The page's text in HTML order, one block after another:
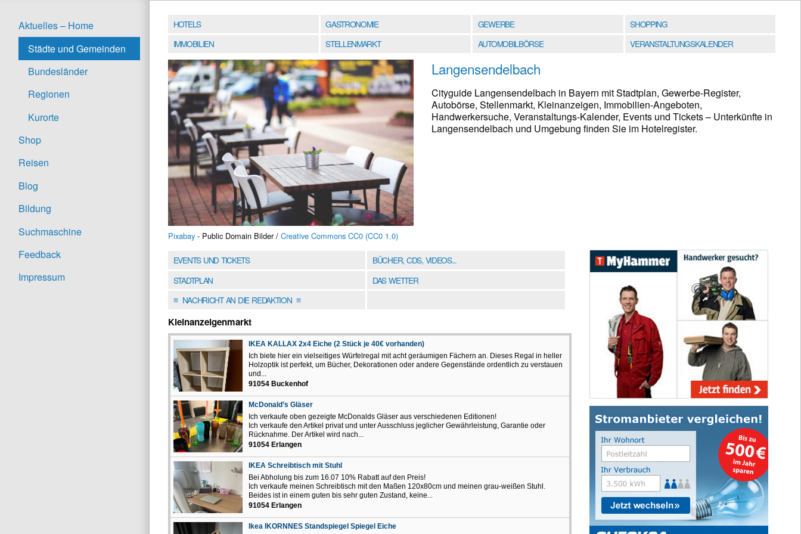
Aktuelles – Home
Städte und Gemeinden
Bundesländer
Regionen
Kurorte
Shop
Reisen
Blog
Bildung
Suchmaschine
Feedback
Impressum
HOTELS GASTRONOMIE GEWERBE
SHOPPING
IMMOBILIEN
STELLENMARKT AUTOMOBILBÖRSE VERANSTALTUNGSKALENDER
Pixabay - Public Domain Bilder / Creative Commons CC0 (CC0 1.0)
Langensendelbach
Cityguide Langensendelbach in Bayern mit Stadtplan, Gewerbe-Register,
Autobörse, Stellenmarkt, Kleinanzeigen, Immobilien-Angeboten,
Handwerkersuche, Veranstaltungs-Kalender, Events und Tickets – Unterkünfte in
Langensendelbach und Umgebung finden Sie im Hotelregister.
EVENTS UND TICKETS
BÜCHER, CDS, VIDEOS...
STADTPLAN
DAS WETTER
≡NACHRICHT AN DIE REDAKTION≡
Kleinanzeigenmarkt
IKEA KALLAX 2x4 Eiche (2 Stück je 40€ vorhanden)
Ich biete hier ein vielseitiges Würfelregal mit acht geräumigen Fächern an. Dieses Regal in heller
Holzoptik ist perfekt, um Bücher, Dekorationen oder andere Gegenstände ordentlich zu verstauen
und...
91054 Buckenhof
McDonald’s Gläser
Ich verkaufe oben gezeigte McDonalds Gläser aus verschiedenen Editionen!
Ich verkaufe den Artikel privat und unter Ausschluss jeglicher Gewährleistung, Garantie oder
Rücknahme. Der Artikel wird nach...
91054 Erlangen
IKEA Schreibtisch mit Stuhl
Bei Abholung bis zum 16.07 10% Rabatt auf den Preis!
Ich verkaufe meinen Schreibtisch mit den Maßen 120x80cm und meinen grau-weißen Stuhl.
Beides ist in einem guten bis sehr guten Zustand, keine...
91054 Erlangen
Ikea IKORNNES Standspiegel Spiegel Eiche